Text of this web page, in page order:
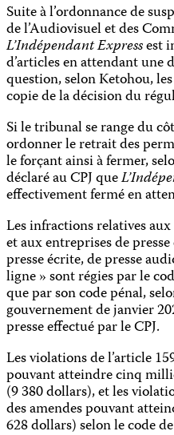
Suite à l’ordonnance de
de l’Audiovisuel et des
L’Indépendant Expressest
d’articles en attendant une
question, selon Ketohou, les
copie de la décision du
Si le tribunal se range du
ordonner le retrait des
le forçant ainsi à fermer,
déclaré au CPJ que
effectivement fermé en
Les infractions relatives
et aux entreprises de
presse écrite, de presse
ligne » sont régies par le
que par son code pénal,
gouvernement de janvier
presse effectué par le CPJ.
Les violations de l’article
pouvant atteindre cinq
(9 380 dollars), et les
des amendes pouvant
628 dollars) selon le code